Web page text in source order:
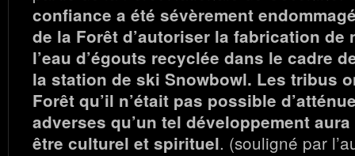
confiance a été sévèrement
de la Forêt d’autoriser la fabrication de
l’eau d’égouts recyclée dans le cadre
la station de ski Snowbowl. Les tribus
Forêt qu’il n’était pas possible
adverses qu’un tel développement
être culturel et spirituel. (souligné par